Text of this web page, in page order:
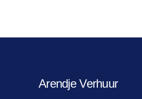
Arendje Verhuur